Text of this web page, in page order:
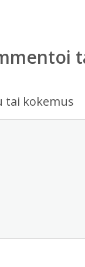
tai kokemus